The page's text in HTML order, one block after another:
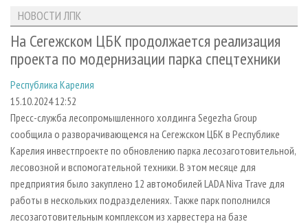
ЛЕСОЗАГОТОВКА
ЛЕСОПИЛЕНИЕ
СУШКА ДРЕВЕСИНЫ
ПРОИЗВОДСТВО ДРЕВЕСНЫХ ПЛИТ
ДЕРЕВЯННОЕ ДОМОСТРОЕНИЕ
ПРОИЗВОДСТВО МЕБЕЛИ
БИОЭНЕРГЕТИКА
ЦБП
НОВОСТИ ЛПК
НОВОСТИ ЖУРНАЛА
ПРОЕКТЫ ЛПИ
АНАЛИТИКА
ПРЕДПРИЯТИЯ ЛПК
ПЕРСОНЫ
МОБИЛЬНЫЕ ВЫСТАВКИ
ОФИЦИАЛЬНЫЕ ДЕЛЕГАЦИИ
ПРИОРИТЕТНЫЕ ИНВЕСТПРОЕКТЫ
RUSSIAN FORESTRY REVIEW
ГАЗЕТА ЛЕСПРОМФОРУМ
АРХИВ
АРХИВ ЖУРНАЛОВ
СТАТЬИ
О ЖУРНАЛЕ
ПОДПИСКА
КОНТАКТЫ
РЕКЛАМОДАТЕЛЯМ
РЕКЛАМА
РЕКЛАМА НА САЙТЕ
НОВОСТИ ЛПК
На Сегежском ЦБК продолжается реализация
проекта по модернизации парка спецтехники
Республика Карелия
15.10.2024 12:52
Пресс-служба лесопромышленного холдинга Segezha Group
сообщила о разворачивающемся на Сегежском ЦБК в Республике
Карелия инвестпроекте по обновлению парка лесозаготовительной,
лесовозной и вспомогательной техники. В этом месяце для
предприятия было закуплено 12 автомобилей LADA Niva Trave для
работы в нескольких подразделениях. Также парк пополнился
лесозаготовительным комплексом из харвестера на базе